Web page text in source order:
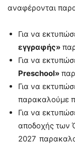
αναφέρονται
Για να
εγγραφής»
Για να
Preschool»
Για να
παρακαλούμε
Για να
αποδοχής των
2027